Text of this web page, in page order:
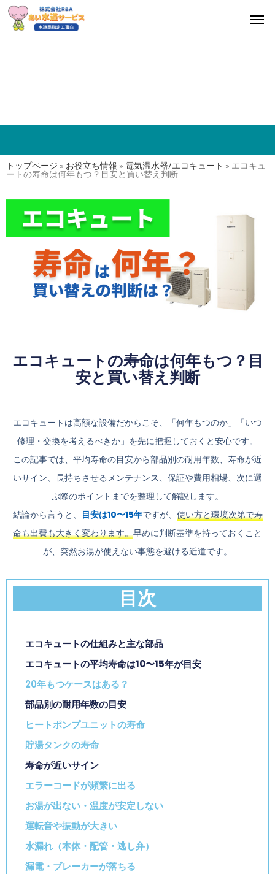
トップページ » お役立ち情報 » 電気温水器/エコキュート » エコキュ
ートの寿命は何年もつ？目安と買い替え判断
エコキュートの寿命は何年もつ？目
安と買い替え判断
エコキュートは高額な設備だからこそ、「何年もつのか」「いつ
修理・交換を考えるべきか」を先に把握しておくと安心です。
この記事では、平均寿命の目安から部品別の耐用年数、寿命が近
いサイン、長持ちさせるメンテナンス、保証や費用相場、次に選
ぶ際のポイントまでを整理して解説します。
結論から言うと、 目安は10〜15年ですが、 使い方と環境次第で寿
命も出費も大きく変わります。早めに判断基準を持っておくこと
が、突然お湯が使えない事態を避ける近道です。
目次
エコキュートの仕組みと主な部品
エコキュートの平均寿命は10〜15年が目安
20年もつケースはある？
部品別の耐用年数の目安
ヒートポンプユニットの寿命
貯湯タンクの寿命
寿命が近いサイン
エラーコードが頻繁に出る
お湯が出ない・温度が安定しない
運転音や振動が大きい
水漏れ（本体・配管・逃し弁）
漏電・ブレーカーが落ちる